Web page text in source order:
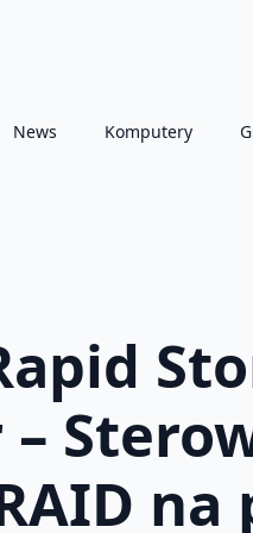
News Komputery
–
na